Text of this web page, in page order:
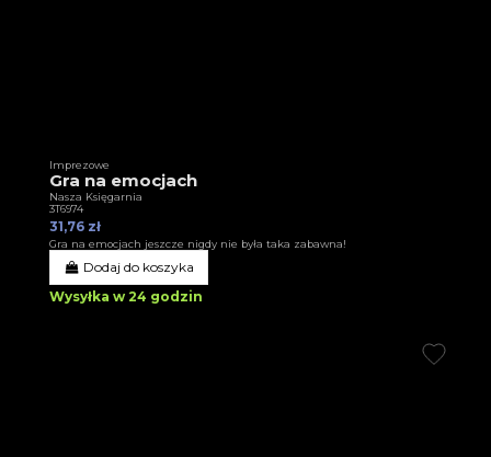
Imprezowe
Gra na emocjach
Nasza Księgarnia
3T6974
31,76 zł
Gra na emocjach jeszcze nigdy nie była taka zabawna!
Dodaj do koszyka
Wysyłka w 24 godzin